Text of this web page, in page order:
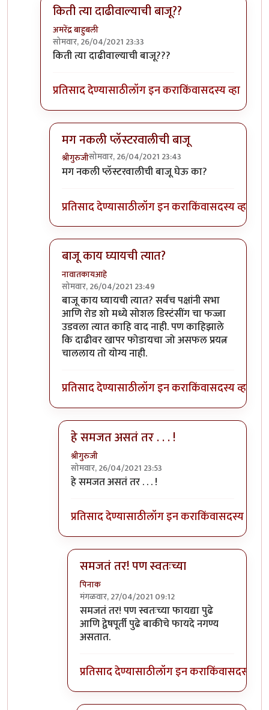
किती त्या दाढीवाल्याची बाजू??
अमरेंद्र बाहुबली
सोमवार, 26/04/2021 23:33
In reply toखेला होबेचा परीणाम
किती त्या दाढीवाल्याची बाजू???
प्रतिसाद देण्यासाठीलॉग इन कराकिंवासदस्य व्हा
मग नकली प्लॅस्टरवालीची बाजू
श्रीगुरुजीसोमवार, 26/04/2021 23:43
In reply toकिती त्या दाढीवाल्याची बाजू??
मग नकली प्लॅस्टरवालीची बाजू घेऊ का?
प्रतिसाद देण्यासाठीलॉग इन कराकिंवासदस्य व्हा
बाजू काय घ्यायची त्यात?
नावातकायआहे
सोमवार, 26/04/2021 23:49
In reply toकिती त्या दाढीवाल्याची बाजू??
बाजू काय घ्यायची त्यात? सर्वच पक्षांनी सभा
आणि रोड शो मध्ये सोशल डिस्टंसींग चा फज्जा
उडवला त्यात काहि वाद नाही. पण काहिझाले
कि दाढीवर खापर फोडायचा जो असफल प्रयत्न
चाललाय तो योग्य नाही.
प्रतिसाद देण्यासाठीलॉग इन कराकिंवासदस्य व्हा
हे समजत असतं तर . . . !
श्रीगुरुजी
सोमवार, 26/04/2021 23:53
In reply toबाजू काय घ्यायची त्यात?
हे समजत असतं तर . . . !
प्रतिसाद देण्यासाठीलॉग इन कराकिंवासदस्य व्हा
समजतं तर! पण स्वतःच्या
पिनाक
मंगळवार, 27/04/2021 09:12
In reply toहे समजत असतं तर . . . !by
समजतं तर! पण स्वतःच्या फायद्या पुढे
आणि द्वेषपूर्ती पुढे बाकीचे फायदे नगण्य
असतात.
प्रतिसाद देण्यासाठीलॉग इन कराकिंवासदस्य व्हा